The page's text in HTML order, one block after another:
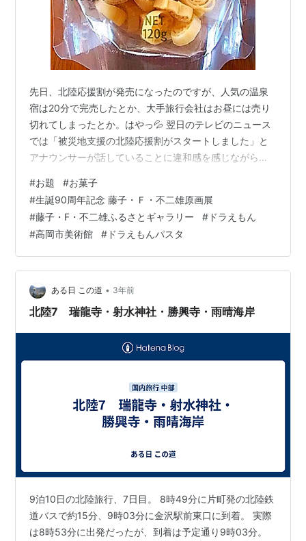
先日、北陸応援割が発売になったのですが、人気の温泉
宿は20分で完売したとか、大手旅行会社はお昼には売り
切れてしまったとか。はやっ💦 翌日のテレビのニュース
では「被災地支援の北陸応援割がスタートしました」と
アナウンサーが話していることに違和感を感じながら聞
てた旅行者の苦情が宿に殺到しているとネットニュース
で知ったからです。うちも何軒かホテルに電話を入れて
みましたが、時すでに遅し。 ＜春の気配・旅の予感＞ 富
山県高岡市にある高岡市美術館へ行って参りました。こ
の美術館の二階フロアに「藤子・F・不二雄ふるさとギャ
ラリー」があります。ドラえもんの生みの親…
#お題 #お菓子
#生誕90周年記念 藤子・Ｆ・不二雄原画展
#藤子・F・不二雄ふるさとギャラリー # ドラえもん
#高岡市美術館 # ドラえもんパスタ
ある日 この道 • 3年前
北陸7 瑞龍寺・射水神社・勝興寺・雨晴海岸
9泊10日の北陸旅行、7日目。 8時49分に片町発の北陸鉄
道バスで約15分、9時03分に金沢駅前東口に到着。 実際
は8時53分に出発だったが、到着は予定通り9時03分。